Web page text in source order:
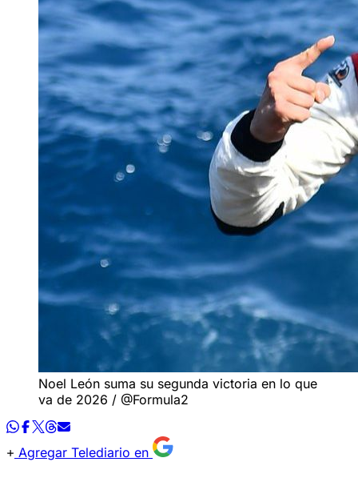
Noel León suma su segunda victoria en lo que
va de 2026 / @Formula2
Agregar Telediario en